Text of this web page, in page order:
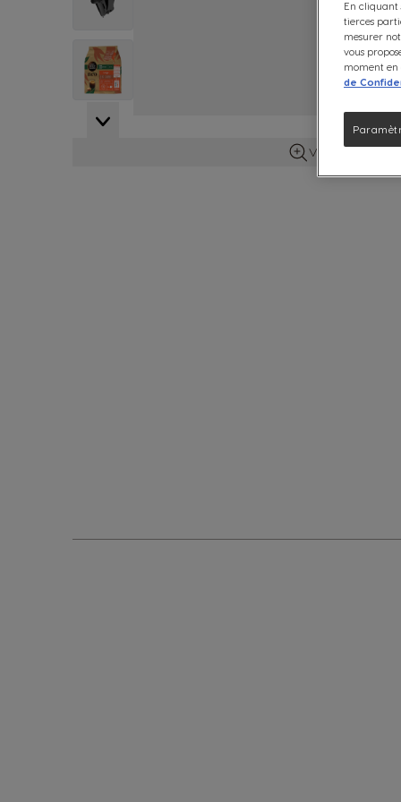
View larger image
View larger image
Voir plus
En cliquant
tierces
mesurer
vous
moment en
de